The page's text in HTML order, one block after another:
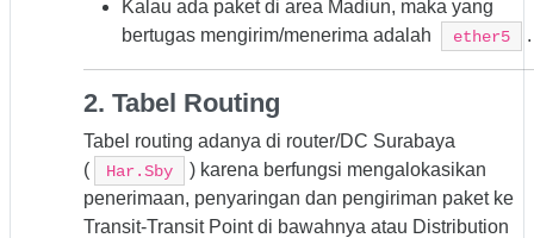
Kalau ada paket di area Madiun, maka yang
bertugas mengirim/menerima adalah
ether5 .
2. Tabel Routing
Tabel routing adanya di router/DC Surabaya
(
Har.Sby
) karena berfungsi mengalokasikan
penerimaan, penyaringan dan pengiriman paket ke
Transit-Transit Point di bawahnya atau Distribution